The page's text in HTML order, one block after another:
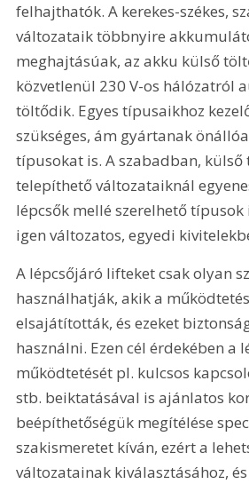
felhajthatók. A kerekes-székes,
változataik többnyire
meghajtásúak, az akku külső
közvetlenül 230 V-os hálózatról
töltődik. Egyes típusaikhoz
szükséges, ám gyártanak
típusokat is. A szabadban, külső
telepíthető változataiknál
lépcsők mellé szerelhető
igen változatos, egyedi
A lépcsőjáró lifteket csak olyan
használhatják, akik a
elsajátították, és ezeket
használni. Ezen cél érdekében a
működtetését pl. kulcsos
stb. beiktatásával is ajánlatos
beépíthetőségük megítélése
szakismeretet kíván, ezért a
változatainak kiválasztásához,